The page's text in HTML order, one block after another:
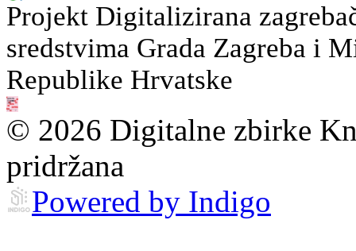
Projekt Digitalizirana
sredstvima Grada Zagreba i
Republike Hrvatske
© 2026 Digitalne zbirke
pridržana
Powered by Indigo